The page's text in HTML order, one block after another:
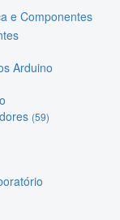
e Componentes
Arduino
(59)